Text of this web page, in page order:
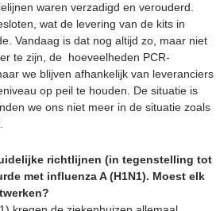
waren verzadigd en verouderd.
wat de levering van de kits in
Vandaag is dat nog altijd zo, maar niet
te zijn, de hoeveelheden PCR-
we blijven afhankelijk van leveranciers
op peil te houden. De situatie is
we ons niet meer in de situatie zoals
richtlijnen (in tegenstelling tot
met influenza A (H1N1). Moest elk